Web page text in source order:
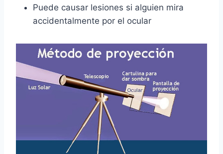
Puede causar lesiones si alguien mira
accidentalmente por el ocular